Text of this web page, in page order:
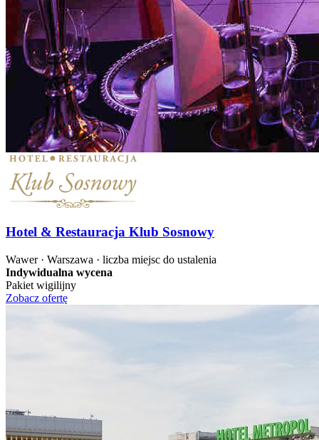
Hotel & Restauracja Klub Sosnowy
Wawer · Warszawa · liczba miejsc do ustalenia
Indywidualna wycena
Pakiet wigilijny
Zobacz ofertę